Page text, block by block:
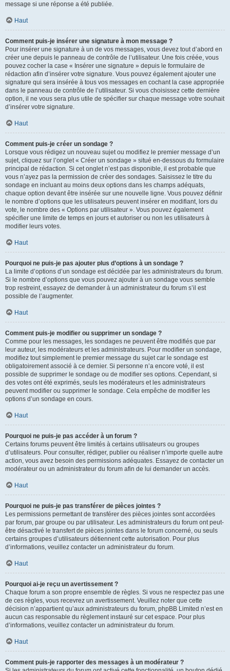
message si une réponse a été publiée.
Haut
Comment puis-je insérer une signature à mon message ?
Pour insérer une signature à un de vos messages, vous devez tout d’abord en
créer une depuis le panneau de contrôle de l’utilisateur. Une fois créée, vous
pouvez cocher la case « Insérer une signature » depuis le formulaire de
rédaction afin d’insérer votre signature. Vous pouvez également ajouter une
signature qui sera insérée à tous vos messages en cochant la case appropriée
dans le panneau de contrôle de l’utilisateur. Si vous choisissez cette dernière
option, il ne vous sera plus utile de spécifier sur chaque message votre souhait
d’insérer votre signature.
Haut
Comment puis-je créer un sondage ?
Lorsque vous rédigez un nouveau sujet ou modifiez le premier message d’un
sujet, cliquez sur l’onglet « Créer un sondage » situé en-dessous du formulaire
principal de rédaction. Si cet onglet n’est pas disponible, il est probable que
vous n’ayez pas la permission de créer des sondages. Saisissez le titre du
sondage en incluant au moins deux options dans les champs adéquats,
chaque option devant être insérée sur une nouvelle ligne. Vous pouvez définir
le nombre d’options que les utilisateurs peuvent insérer en modifiant, lors du
vote, le nombre des « Options par utilisateur ». Vous pouvez également
spécifier une limite de temps en jours et autoriser ou non les utilisateurs à
modifier leurs votes.
Haut
Pourquoi ne puis-je pas ajouter plus d’options à un sondage ?
La limite d’options d’un sondage est décidée par les administrateurs du forum.
Si le nombre d’options que vous pouvez ajouter à un sondage vous semble
trop restreint, essayez de demander à un administrateur du forum s’il est
possible de l’augmenter.
Haut
Comment puis-je modifier ou supprimer un sondage ?
Comme pour les messages, les sondages ne peuvent être modifiés que par
leur auteur, les modérateurs et les administrateurs. Pour modifier un sondage,
modifiez tout simplement le premier message du sujet car le sondage est
obligatoirement associé à ce dernier. Si personne n’a encore voté, il est
possible de supprimer le sondage ou de modifier ses options. Cependant, si
des votes ont été exprimés, seuls les modérateurs et les administrateurs
peuvent modifier ou supprimer le sondage. Cela empêche de modifier les
options d’un sondage en cours.
Haut
Pourquoi ne puis-je pas accéder à un forum ?
Certains forums peuvent être limités à certains utilisateurs ou groupes
d’utilisateurs. Pour consulter, rédiger, publier ou réaliser n’importe quelle autre
action, vous avez besoin des permissions adéquates. Essayez de contacter un
modérateur ou un administrateur du forum afin de lui demander un accès.
Haut
Pourquoi ne puis-je pas transférer de pièces jointes ?
Les permissions permettant de transférer des pièces jointes sont accordées
par forum, par groupe ou par utilisateur. Les administrateurs du forum ont peut-
être désactivé le transfert de pièces jointes dans le forum concerné, ou seuls
certains groupes d’utilisateurs détiennent cette autorisation. Pour plus
d’informations, veuillez contacter un administrateur du forum.
Haut
Pourquoi ai-je reçu un avertissement ?
Chaque forum a son propre ensemble de règles. Si vous ne respectez pas une
de ces règles, vous recevrez un avertissement. Veuillez noter que cette
décision n’appartient qu’aux administrateurs du forum, phpBB Limited n’est en
aucun cas responsable du règlement instauré sur cet espace. Pour plus
d’informations, veuillez contacter un administrateur du forum.
Haut
Comment puis-je rapporter des messages à un modérateur ?